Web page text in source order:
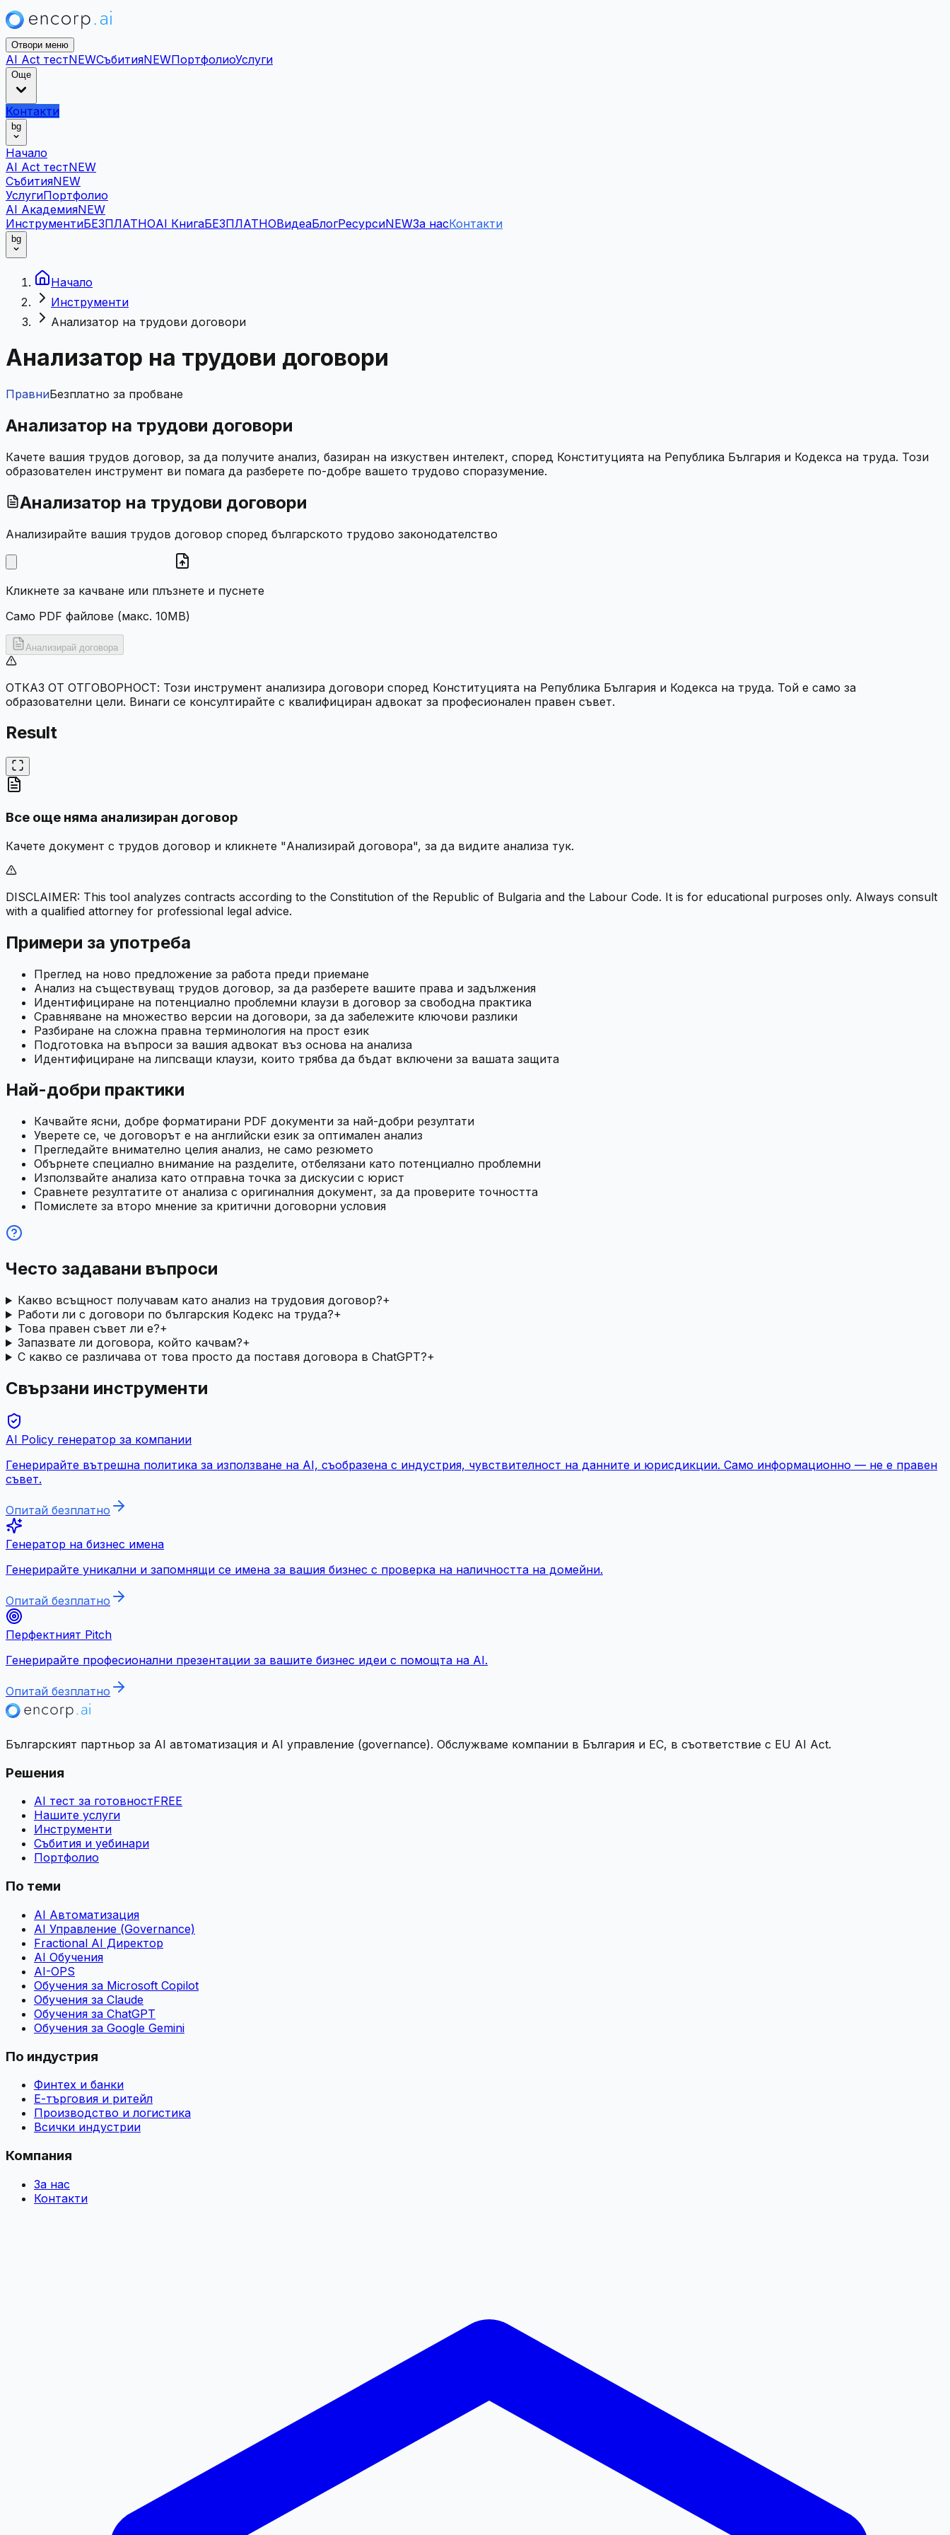
Отвори меню
AI Act тестNEWСъбитияNEWПортфолиоУслуги
Още
Контакти
bg
Начало
AI Act тестNEW
СъбитияNEW
УслугиПортфолио
AI АкадемияNEW
ИнструментиБЕЗПЛАТНОAI КнигаБЕЗПЛАТНОВидеаБлогРесурсиNEWЗа насКонтакти
bg
Начало
Инструменти
Анализатор на трудови договори
Анализатор на трудови договори
ПравниБезплатно за пробване
Анализатор на трудови договори
Качете вашия трудов договор, за да получите анализ, базиран на изкуствен интелект, според Конституцията на Република България и Кодекса на труда. Този
образователен инструмент ви помага да разберете по-добре вашето трудово споразумение.
Анализатор на трудови договори
Анализирайте вашия трудов договор според българското трудово законодателство
Кликнете за качване или плъзнете и пуснете
Само PDF файлове (макс. 10MB)
Анализирай договора
ОТКАЗ ОТ ОТГОВОРНОСТ: Този инструмент анализира договори според Конституцията на Република България и Кодекса на труда. Той е само за
образователни цели. Винаги се консултирайте с квалифициран адвокат за професионален правен съвет.
Result
Все още няма анализиран договор
Качете документ с трудов договор и кликнете "Анализирай договора", за да видите анализа тук.
DISCLAIMER: This tool analyzes contracts according to the Constitution of the Republic of Bulgaria and the Labour Code. It is for educational purposes only. Always consult
with a qualified attorney for professional legal advice.
Примери за употреба
Преглед на ново предложение за работа преди приемане
Анализ на съществуващ трудов договор, за да разберете вашите права и задължения
Идентифициране на потенциално проблемни клаузи в договор за свободна практика
Сравняване на множество версии на договори, за да забележите ключови разлики
Разбиране на сложна правна терминология на прост език
Подготовка на въпроси за вашия адвокат въз основа на анализа
Идентифициране на липсващи клаузи, които трябва да бъдат включени за вашата защита
Най-добри практики
Качвайте ясни, добре форматирани PDF документи за най-добри резултати
Уверете се, че договорът е на английски език за оптимален анализ
Прегледайте внимателно целия анализ, не само резюмето
Обърнете специално внимание на разделите, отбелязани като потенциално проблемни
Използвайте анализа като отправна точка за дискусии с юрист
Сравнете резултатите от анализа с оригиналния документ, за да проверите точността
Помислете за второ мнение за критични договорни условия
Често задавани въпроси
Какво всъщност получавам като анализ на трудовия договор?+
Работи ли с договори по българския Кодекс на труда?+
Това правен съвет ли е?+
Запазвате ли договора, който качвам?+
С какво се различава от това просто да поставя договора в ChatGPT?+
Свързани инструменти
AI Policy генератор за компании
Генерирайте вътрешна политика за използване на AI, съобразена с индустрия, чувствителност на данните и юрисдикции. Само информационно — не е правен
съвет.
Опитай безплатно
Генератор на бизнес имена
Генерирайте уникални и запомнящи се имена за вашия бизнес с проверка на наличността на домейни.
Опитай безплатно
Перфектният Pitch
Генерирайте професионални презентации за вашите бизнес идеи с помощта на AI.
Опитай безплатно
Българският партньор за AI автоматизация и AI управление (governance). Обслужваме компании в България и ЕС, в съответствие с EU AI Act.
Решения
AI тест за готовностFREE
Нашите услуги
Инструменти
Събития и уебинари
Портфолио
По теми
AI Автоматизация
AI Управление (Governance)
Fractional AI Директор
AI Обучения
AI-OPS
Обучения за Microsoft Copilot
Обучения за Claude
Обучения за ChatGPT
Обучения за Google Gemini
По индустрия
Финтех и банки
Е-търговия и ритейл
Производство и логистика
Всички индустрии
Компания
За нас
Контакти